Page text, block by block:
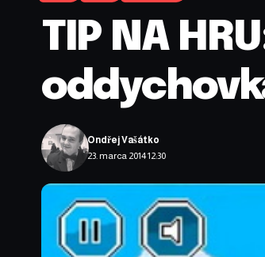
TIP NA
23. marca 2014 12:30
Ondřej Vašátko